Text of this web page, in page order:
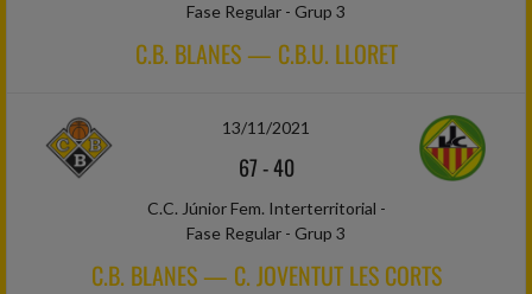
Fase Regular - Grup 3
C.B. BLANES — C.B.U. LLORET
13/11/2021
67-40
C.C. Júnior Fem. Interterritorial -
Fase Regular - Grup 3
C.B. BLANES — C. JOVENTUT LES CORTS